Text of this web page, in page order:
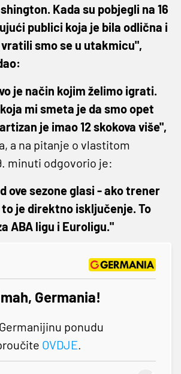
Kada su pobjegli na 16
publici koja je bila odlična i
smo se u utakmicu",
je način kojim želimo igrati.
mi smeta je da smo opet
je imao 12 skokova više",
a na pitanje o vlastitom
minuti odgovorio je:
ove sezone glasi - ako trener
je direktno isključenje. To
ABA ligu i Euroligu."
Germania!
ponudu
OVDJE.